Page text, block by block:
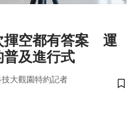
揮空都有答案 運
普及進行式
技大觀園特約記者
儲